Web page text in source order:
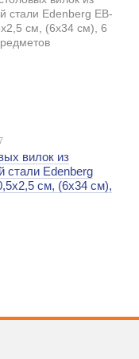
вилок из
стали Edenberg
см, (6x34 см),